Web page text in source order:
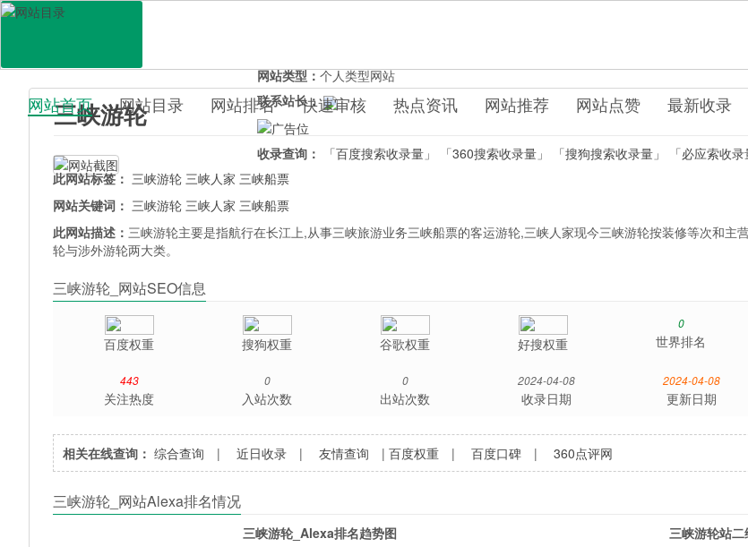
百科目录
网站首页 网站目录 网站排名 快速审核 热点资讯 网站推荐 网站点赞 最新收录
三峡游轮
网站类型：个人类型网站
联系站长：
收录查询： 「百度搜索收录量」 「360搜索收录量」 「搜狗搜索收录量」
「必应索收录
此网站标签： 三峡游轮 三峡人家 三峡船票
网站关键词： 三峡游轮 三峡人家 三峡船票
此网站描述： 三峡游轮主要是指航行在长江上,从事三峡旅游业务三峡船票的客运游轮,三峡人家现今三峡游轮按装修等次和主
轮与涉外游轮两大类。
三峡游轮_网站SEO信息
百度权重 搜狗权重 谷歌权重 好搜权重
0
世界排名
443
关注热度
0
入站次数
0
出站次数
2024-04-08
收录日期
2024-04-08
更新日期
相关在线查询： 综合查询 |近日收录 |友情查询 |百度权重 |百度口碑 |360点评网
三峡游轮_网站Alexa排名情况
三峡游轮_Alexa排名趋势图 三峡游轮站二